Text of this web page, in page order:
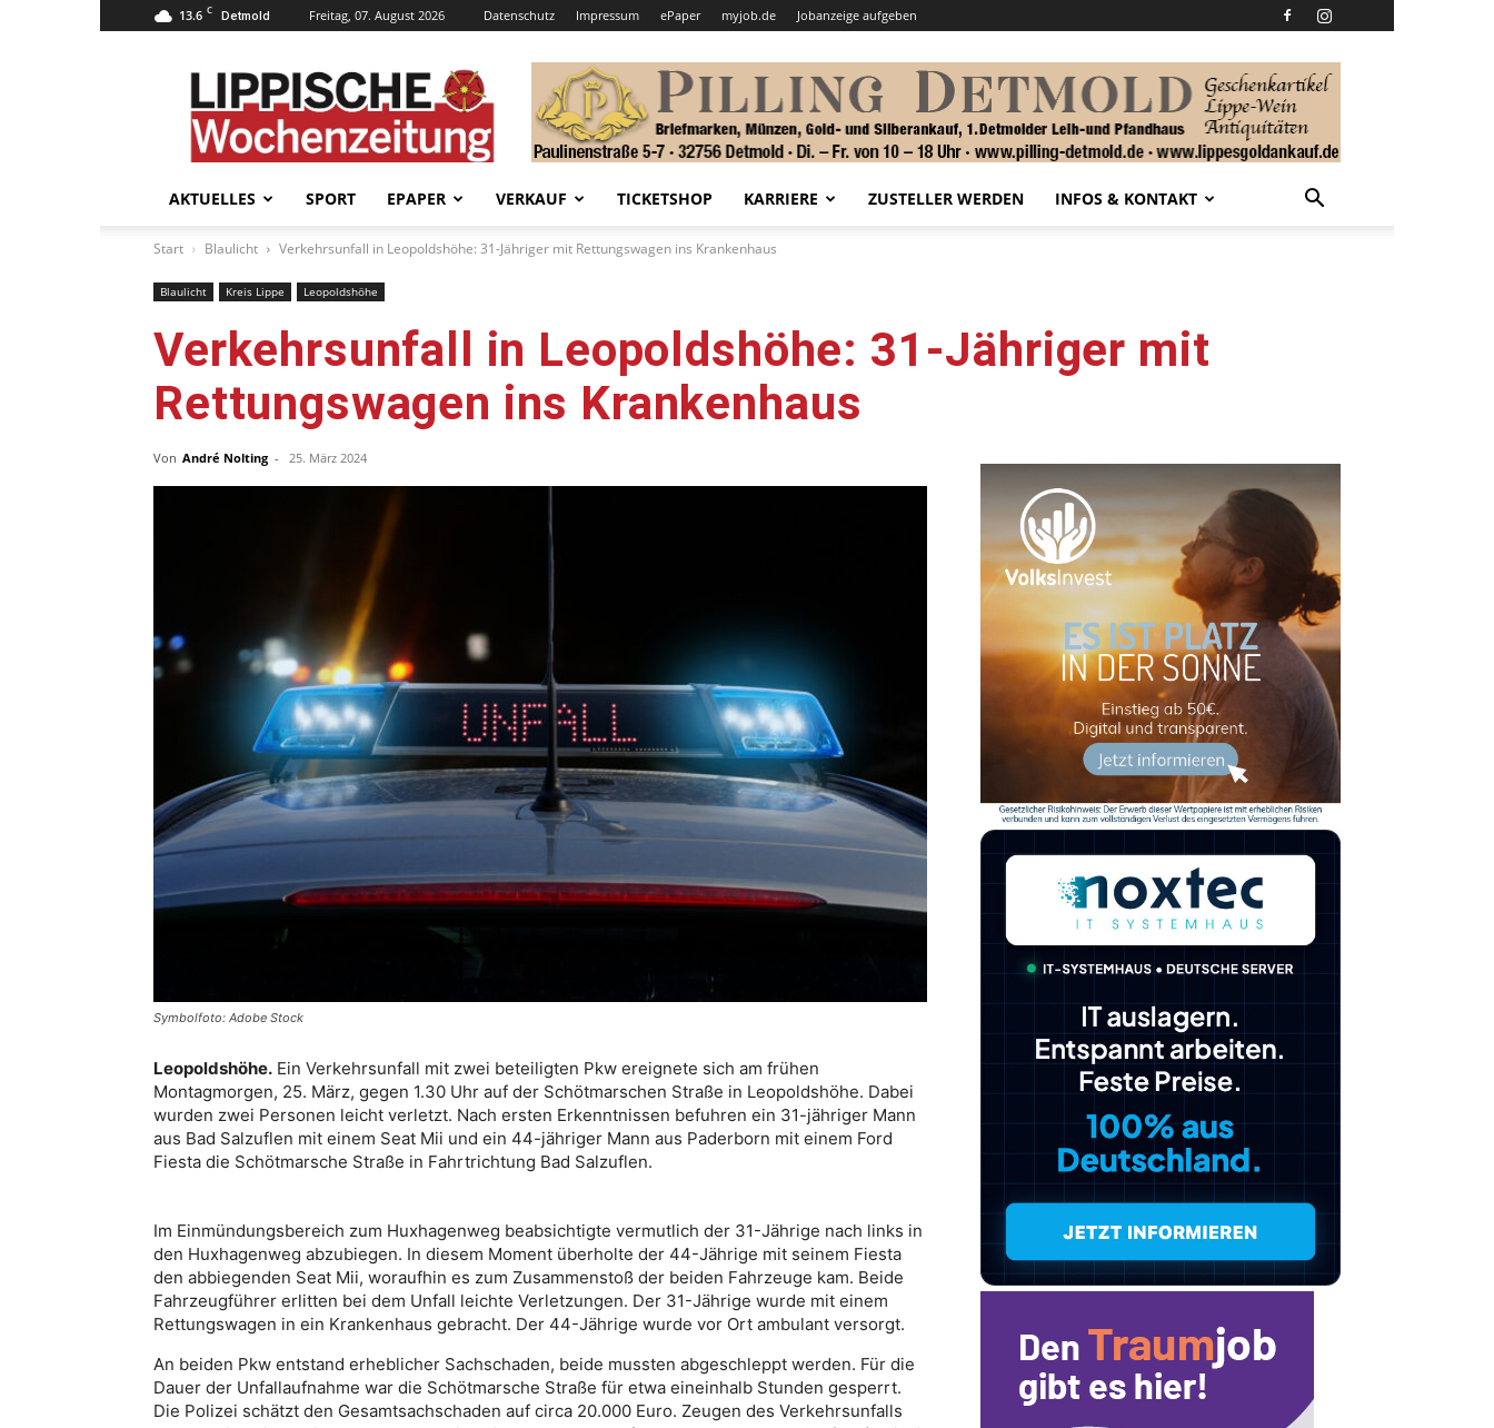
13.6 C Detmold Freitag, 07. August 2026 Datenschutz Impressum ePaper myjob.de Jobanzeige aufgeben
Lippische
Wochenzeitung
–
LWZ24.de
AKTUELLES SPORT EPAPER VERKAUF TICKETSHOP KARRIERE ZUSTELLER WERDEN INFOS & KONTAKT
Start Blaulicht Verkehrsunfall in Leopoldshöhe: 31-Jähriger mit Rettungswagen ins Krankenhaus
Blaulicht Kreis Lippe Leopoldshöhe
Verkehrsunfall in Leopoldshöhe: 31-Jähriger mit
Rettungswagen ins Krankenhaus
Von André Nolting - 25. März 2024
Symbolfoto: Adobe Stock
Leopoldshöhe. Ein Verkehrsunfall mit zwei beteiligten Pkw ereignete sich am frühen
Montagmorgen, 25. März, gegen 1.30 Uhr auf der Schötmarschen Straße in Leopoldshöhe. Dabei
wurden zwei Personen leicht verletzt. Nach ersten Erkenntnissen befuhren ein 31-jähriger Mann
aus Bad Salzuflen mit einem Seat Mii und ein 44-jähriger Mann aus Paderborn mit einem Ford
Fiesta die Schötmarsche Straße in Fahrtrichtung Bad Salzuflen.
Im Einmündungsbereich zum Huxhagenweg beabsichtigte vermutlich der 31-Jährige nach links in
den Huxhagenweg abzubiegen. In diesem Moment überholte der 44-Jährige mit seinem Fiesta
den abbiegenden Seat Mii, woraufhin es zum Zusammenstoß der beiden Fahrzeuge kam. Beide
Fahrzeugführer erlitten bei dem Unfall leichte Verletzungen. Der 31-Jährige wurde mit einem
Rettungswagen in ein Krankenhaus gebracht. Der 44-Jährige wurde vor Ort ambulant versorgt.
An beiden Pkw entstand erheblicher Sachschaden, beide mussten abgeschleppt werden. Für die
Dauer der Unfallaufnahme war die Schötmarsche Straße für etwa eineinhalb Stunden gesperrt.
Die Polizei schätzt den Gesamtsachschaden auf circa 20.000 Euro. Zeugen des Verkehrsunfalls